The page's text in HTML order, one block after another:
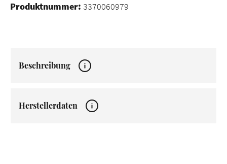
Produktnummer: 3370060979
Beschreibung
Herstellerdaten